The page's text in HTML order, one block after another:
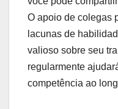
O apoio de colegas
lacunas de
valioso sobre seu
regularmente
competência ao